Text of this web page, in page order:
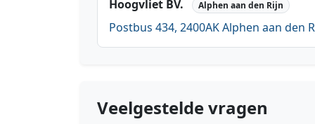
Hoogvliet BV. Alphen aan den Rijn
Postbus 434, 2400AK Alphen aan den
Veelgestelde vragen